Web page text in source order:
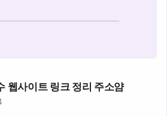
웹사이트 링크 정리 주소얌